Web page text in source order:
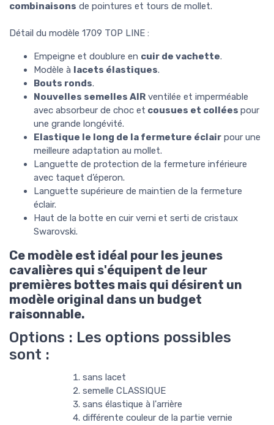
combinaisons de pointures et tours de mollet.
Détail du modèle 1709 TOP LINE :
Empeigne et doublure en cuir de vachette.
Modèle à lacets élastiques.
Bouts ronds.
Nouvelles semelles AIR ventilée et imperméable
avec absorbeur de choc et cousues et collées pour
une grande longévité.
Elastique le long de la fermeture éclair pour une
meilleure adaptation au mollet.
Languette de protection de la fermeture inférieure
avec taquet d’éperon.
Languette supérieure de maintien de la fermeture
éclair.
Haut de la botte en cuir verni et serti de cristaux
Swarovski.
Ce modèle est idéal pour les jeunes
cavalières qui s'équipent de leur
premières bottes mais qui désirent un
modèle original dans un budget
raisonnable.
Options : Les options possibles
sont :
sans lacet
semelle CLASSIQUE
sans élastique à l'arrière
différente couleur de la partie vernie